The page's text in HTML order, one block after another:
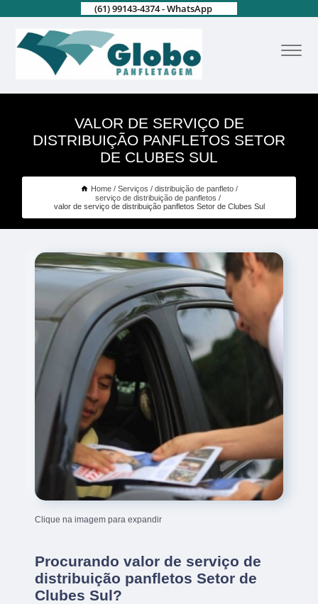
(61) 99143-4374 - WhatsApp
VALOR DE SERVIÇO DE
DISTRIBUIÇÃO PANFLETOS SETOR
DE CLUBES SUL
Home Serviços
distribuição de panfleto
serviço de distribuição de panfletos
valor de serviço de distribuição panfletos Setor de Clubes Sul
Clique na imagem para expandir
Procurando valor de serviço de
distribuição panfletos Setor de
Clubes Sul?